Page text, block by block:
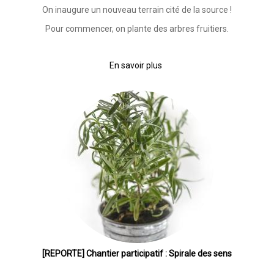
On inaugure un nouveau terrain cité de la source !
Pour commencer, on plante des arbres fruitiers.
En savoir plus
:
Chantier
de
la
source
[REPORTE] Chantier participatif : Spirale des sens